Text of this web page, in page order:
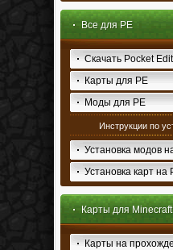
Все для PE
Скачать Pocket
Карты для PE
Моды для PE
Инструкции по
Установка модов
Установка карт на
Карты для Minecraft
Карты на